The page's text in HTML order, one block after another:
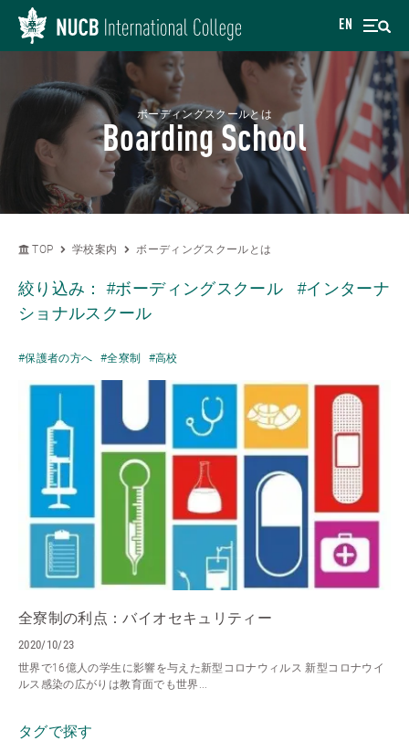
EN
ボーディングスクールとは
Boarding School
TOP 学校案内 ボーディングスクールとは
絞り込み：#ボーディングスクール
#インターナ
ショナルスクール
#保護者の方へ #全寮制 #高校
全寮制の利点：バイオセキュリティー
2020/10/23
世界で16億人の学生に影響を与えた新型コロナウィルス 新型コロナウイ
ルス感染の広がりは教育面でも世界...
タグで探す